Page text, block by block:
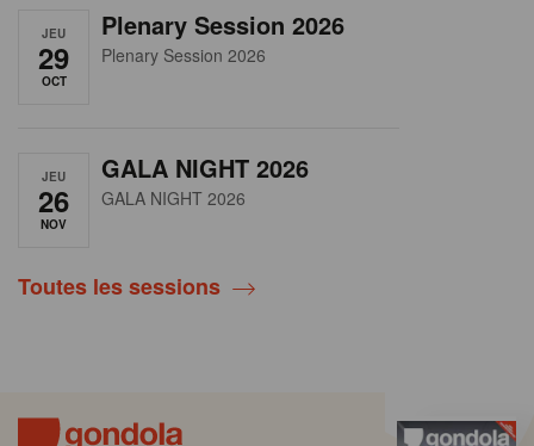
JEU
29
OCT
Plenary Session 2026
Plenary Session 2026
JEU
26
NOV
GALA NIGHT 2026
GALA NIGHT 2026
Toutes les sessions